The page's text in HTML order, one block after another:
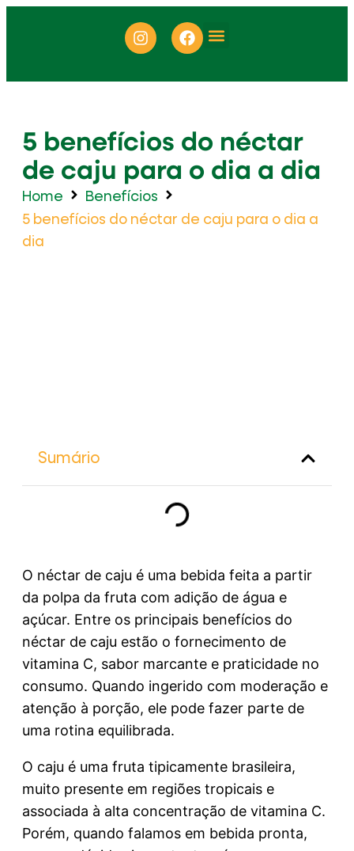
5 benefícios do néctar
de caju para o dia a dia
Home
Benefícios
5 benefícios do néctar de caju para o dia a
dia
Sumário
O néctar de caju é uma bebida feita a partir
da polpa da fruta com adição de água e
açúcar. Entre os principais benefícios do
néctar de caju estão o fornecimento de
vitamina C, sabor marcante e praticidade no
consumo. Quando ingerido com moderação e
atenção à porção, ele pode fazer parte de
uma rotina equilibrada.
O caju é uma fruta tipicamente brasileira,
muito presente em regiões tropicais e
associada à alta concentração de vitamina C.
Porém, quando falamos em bebida pronta,